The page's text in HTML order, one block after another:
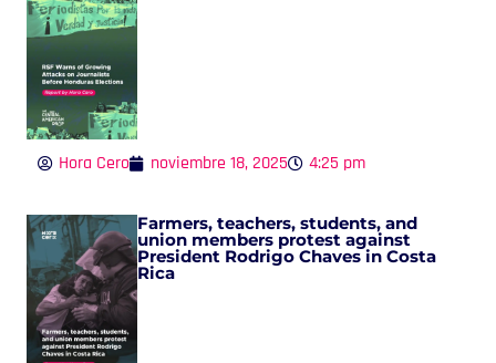
Hora Cero noviembre 18, 2025 4:25 pm
Farmers, teachers, students, and
union members protest against
President Rodrigo Chaves in Costa
Rica